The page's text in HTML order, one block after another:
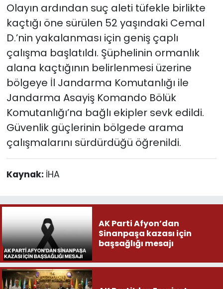
Olayın ardından suç aleti tüfekle birlikte
kaçtığı öne sürülen 52 yaşındaki Cemal
D.’nin yakalanması için geniş çaplı
çalışma başlatıldı. Şüphelinin ormanlık
alana kaçtığının belirlenmesi üzerine
bölgeye İl Jandarma Komutanlığı ile
Jandarma Asayiş Komando Bölük
Komutanlığı’na bağlı ekipler sevk edildi.
Güvenlik güçlerinin bölgede arama
çalışmalarını sürdürdüğü öğrenildi.
Kaynak: İHA
AK Parti Afyon’dan
Sinanpaşa kazası için
başsağlığı mesajı